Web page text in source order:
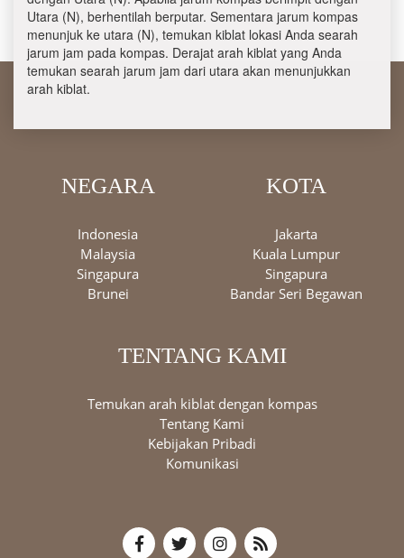
Utara (N), berhentilah berputar. Sementara jarum kompas
menunjuk ke utara (N), temukan kiblat lokasi Anda searah
jarum jam pada kompas. Derajat arah kiblat yang Anda
temukan searah jarum jam dari utara akan menunjukkan
arah kiblat.
NEGARA
Indonesia
Malaysia
Singapura
Brunei
KOTA
Jakarta
Kuala Lumpur
Singapura
Bandar Seri Begawan
TENTANG KAMI
Temukan arah kiblat dengan kompas
Tentang Kami
Kebijakan Pribadi
Komunikasi